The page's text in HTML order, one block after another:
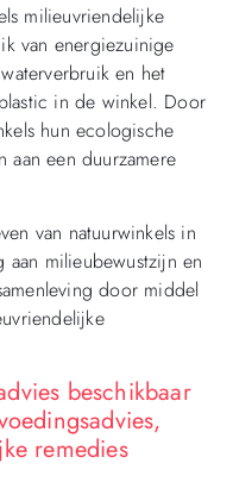
milieuvriendelijke
van energiezuinige
en het
in de winkel. Door
hun ecologische
aan een duurzamere
van natuurwinkels in
milieubewustzijn en
door middel
beschikbaar
remedies